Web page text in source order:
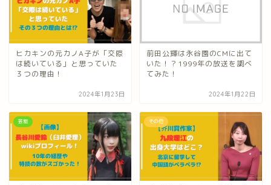
ヒカキンの元カノA子が「交際
は続いている」と思っていた
３つの理由！
2024年1月23日
前田公輝は永谷園のCMに出て
いた！？1999年の放送を調べ
てみた！
2024年1月22日
芸能 その他